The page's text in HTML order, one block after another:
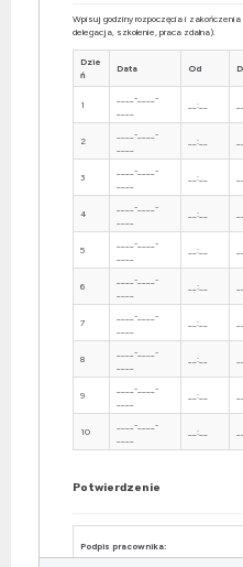
Wpisuj godziny rozpoczęcia i
delegacja, szkolenie, praca zdalna).
Dzie
ń
Data Od
1
____-____-
__:__
2
____-____-
__:__
3
____-____-
__:__
4
____-____-
__:__
5
____-____-
__:__
6
____-____-
__:__
7
____-____-
__:__
8
____-____-
__:__
9
____-____-
__:__
10
____-____-
__:__
Potwierdzenie
Podpis pracownika:
…………………………………………